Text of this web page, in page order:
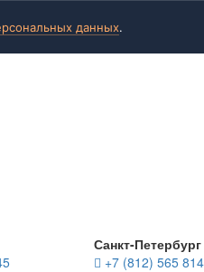
данных.
Санкт-Петербург
+7 (812) 565